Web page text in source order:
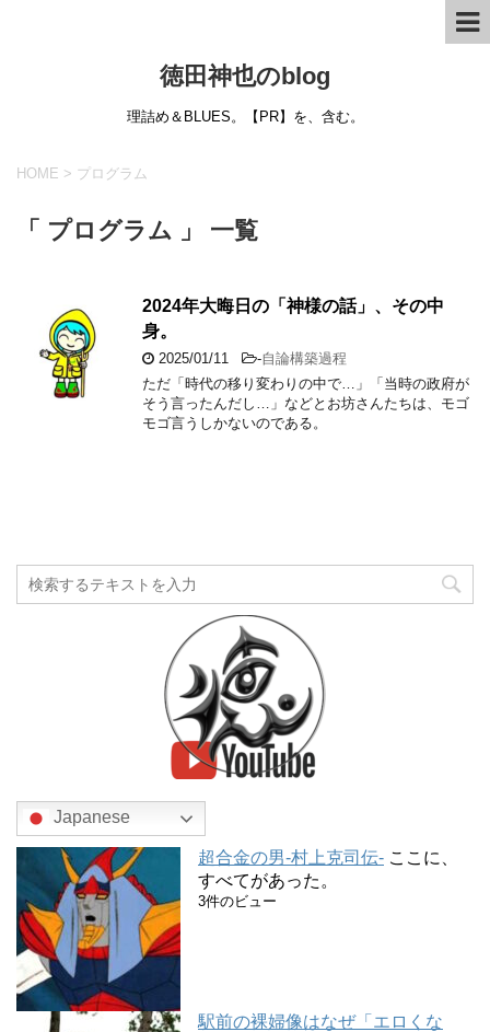
徳田神也のblog
理詰め＆BLUES。【PR】を、含む。
HOME > プログラム
「 プログラム 」 一覧
2024年大晦日の「神様の話」、その中
身。
2025/01/11 -自論構築過程
ただ「時代の移り変わりの中で…」「当時の政府が
そう言ったんだし…」などとお坊さんたちは、モゴ
モゴ言うしかないのである。
Japanese
超合金の男-村上克司伝- ここに、
すべてがあった。
3件のビュー
駅前の裸婦像はなぜ「エロくな